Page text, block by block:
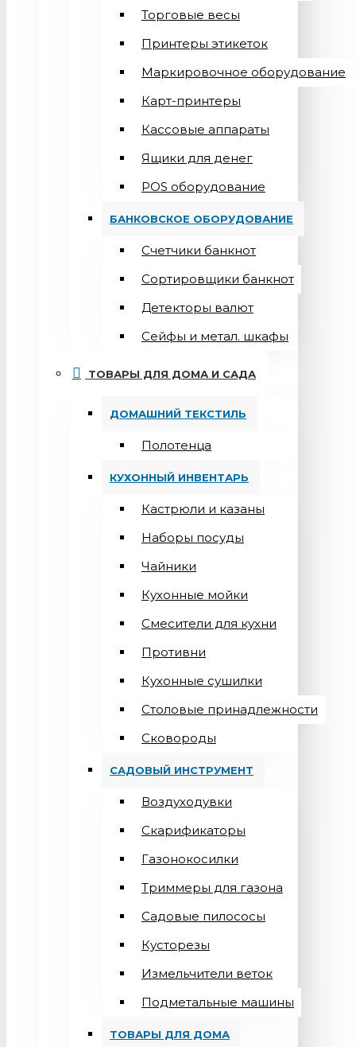
Торговые весы
Принтеры этикеток
Маркировочное оборудование
Карт-принтеры
Кассовые аппараты
Ящики для денег
POS оборудование
БАНКОВСКОЕ ОБОРУДОВАНИЕ
Счетчики банкнот
Сортировщики банкнот
Детекторы валют
Сейфы и метал. шкафы
ТОВАРЫ ДЛЯ ДОМА И САДА
ДОМАШНИЙ ТЕКСТИЛЬ
Полотенца
КУХОННЫЙ ИНВЕНТАРЬ
Кастрюли и казаны
Наборы посуды
Чайники
Кухонные мойки
Смесители для кухни
Противни
Кухонные сушилки
Столовые принадлежности
Сковороды
САДОВЫЙ ИНСТРУМЕНТ
Воздуходувки
Скарификаторы
Газонокосилки
Триммеры для газона
Садовые пилососы
Кусторезы
Измельчители веток
Подметальные машины
ТОВАРЫ ДЛЯ ДОМА